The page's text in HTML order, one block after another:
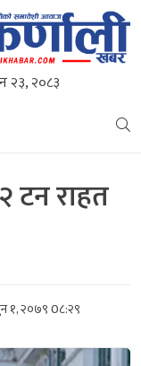
२३, २०८३
टन राहत
१, २०७९0८:२९